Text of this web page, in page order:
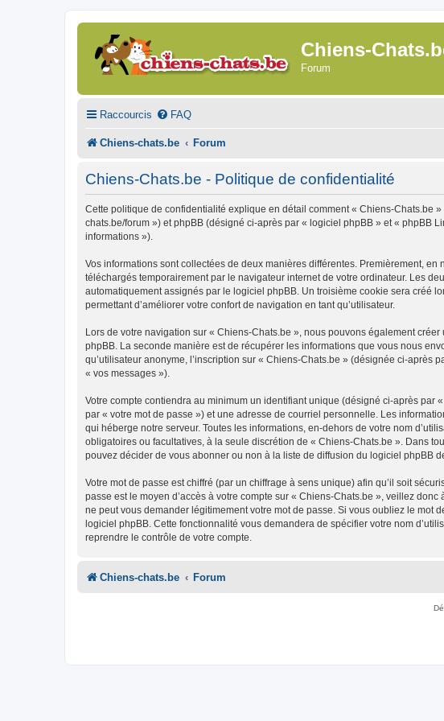
Chiens-
Forum
Raccourcis FAQ
Chiens-chats.be Forum
Chiens-Chats.be - Politique de confidentialité
Cette politique de confidentialité explique en détail comment « Chiens-Chats.be
chats.be/forum ») et phpBB (désigné ci-après par « logiciel phpBB » et « phpBB
informations »).
Vos informations sont collectées de deux manières différentes. Premièrement,
téléchargés temporairement par le navigateur internet de votre ordinateur. Les
automatiquement assignés par le logiciel phpBB. Un troisième cookie sera créé
permettant d’améliorer votre confort de navigation en tant qu’utilisateur.
Lors de votre navigation sur « Chiens-Chats.be », nous pouvons également
phpBB. La seconde manière est de récupérer les informations que vous nous
qu’utilisateur anonyme, l’inscription sur « Chiens-Chats.be » (désignée ci-
« vos messages »).
Votre compte contiendra au minimum un identifiant unique (désigné ci-après par
par « votre mot de passe ») et une adresse de courriel personnelle. Les
qui héberge notre serveur. Toutes les informations, en-dehors de votre nom
obligatoires ou facultatives, à la seule discrétion de « Chiens-Chats.be ». Dans
pouvez décider de vous abonner ou non à la liste de diffusion du logiciel phpBB
Votre mot de passe est chiffré (par un chiffrage à sens unique) afin qu’il soit
passe est le moyen d’accès à votre compte sur « Chiens-Chats.be », veillez
ne peut vous demander légitimement votre mot de passe. Si vous oubliez le mot
logiciel phpBB. Cette fonctionnalité vous demandera de spécifier votre nom
reprendre le contrôle de votre compte.
Chiens-chats.be Forum